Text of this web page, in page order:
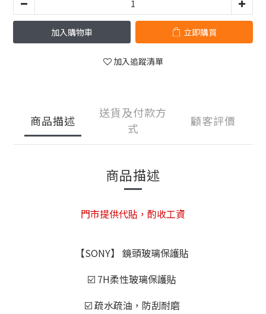
加入購物車 立即購買
加入追蹤清單
商品描述
送貨及付款方
式
顧客評價
商品描述
門市提供代貼，酌收工資
【SONY】 鏡頭玻璃保護貼
☑️ 7H柔性玻璃保護貼
☑️ 疏水疏油，防刮耐磨